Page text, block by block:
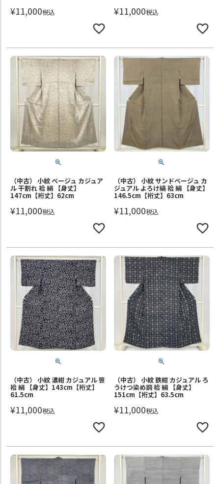
¥11,000税込 ¥11,000税込
（中古） 小紋 ベージュ カジュア
ル 干割れ 袷 絹 【身丈】
147cm【裄丈】62cm
¥11,000税込
（中古） 小紋 サンドベージュ カ
ジュアル よろけ縞 袷 絹 【身丈】
146.5cm【裄丈】63cm
¥11,000税込
（中古） 小紋 濃紺 カジュアル 笹
袷 絹 【身丈】143cm【裄丈】
61.5cm
¥11,000税込
（中古） 小紋 鉄紺 カジュアル ろ
うけつ染め調 袷 絹 【身丈】
151cm【裄丈】63.5cm
¥11,000税込